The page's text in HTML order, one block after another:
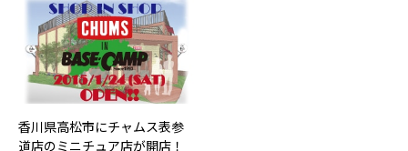
香川県高松市にチャムス表参
道店のミニチュア店が開店！